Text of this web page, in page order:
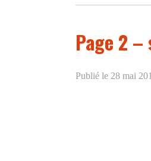
Page 2
Publié le 28 mai